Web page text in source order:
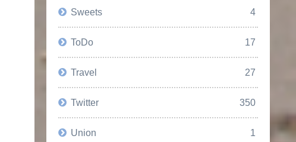
Sweets 4
ToDo 17
Travel 27
Twitter 350
Union 1